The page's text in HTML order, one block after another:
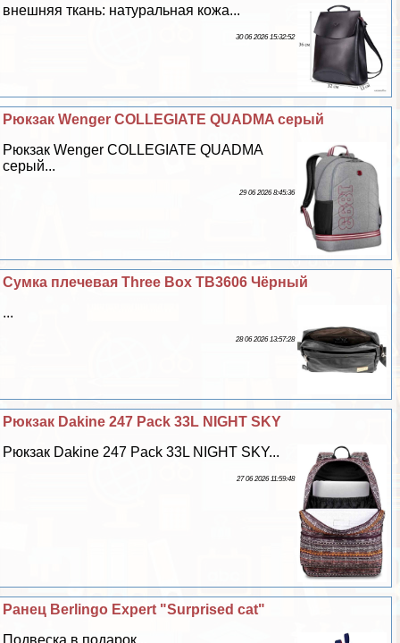
внешняя ткань: натуральная кожа...
30 06 2026 15:32:52
Рюкзак Wenger COLLEGIATE QUADMA серый
Рюкзак Wenger COLLEGIATE QUADMA
серый...
29 06 2026 8:45:36
Сумка плечевая Three Box TB3606 Чёрный
...
28 06 2026 13:57:28
Рюкзак Dakine 247 Pack 33L NIGHT SKY
Рюкзак Dakine 247 Pack 33L NIGHT SKY...
27 06 2026 11:59:48
Ранец Berlingo Expert "Surprised cat"
Подвеска в подарок...